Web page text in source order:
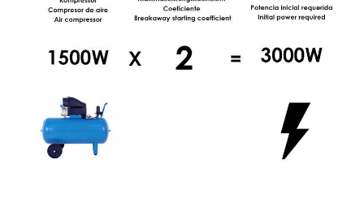
Ribimex
Ritter
Robomow
Rossofuoco
Rover Pompe